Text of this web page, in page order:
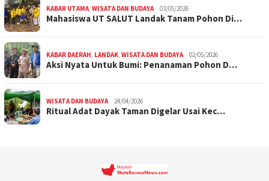
KABAR UTAMA, WISATA DAN BUDAYA 03/05/2026
Mahasiswa UT SALUT Landak Tanam Pohon Di…
KABAR DAERAH, LANDAK, WISATA DAN BUDAYA 02/05/2026
Aksi Nyata Untuk Bumi: Penanaman Pohon D…
WISATA DAN BUDAYA 24/04/2026
Ritual Adat Dayak Taman Digelar Usai Kec…